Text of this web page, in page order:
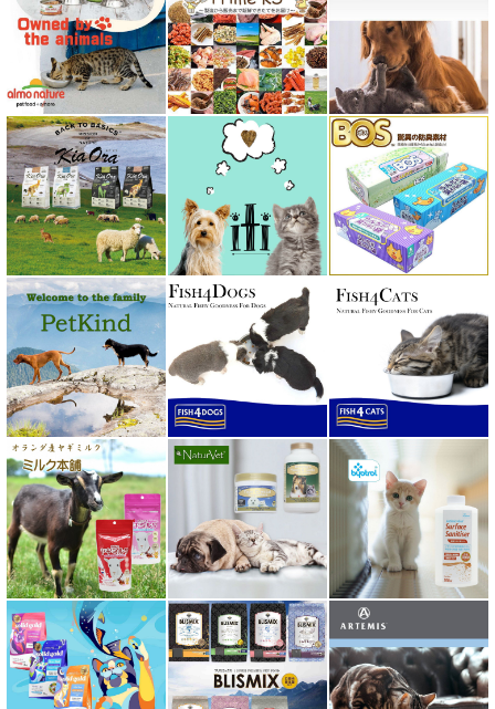
プロデン ProDen
ベイリーコー Bailey+Co
ベッツソリューション VetSolution
ベッツラボ Vets Labo
ペットカインド PetKind
ペトコト PETOKOTO
ホワイトフォックス
ボンショーズペット bonnechose pet
ママクック
ミャウ MEOW
ミャオイングヘッズ MEOWING HEADS
ミルク本舗
ムーラムーラ Moora Moora
ルイトモ RUITOMO
ロザイボトル